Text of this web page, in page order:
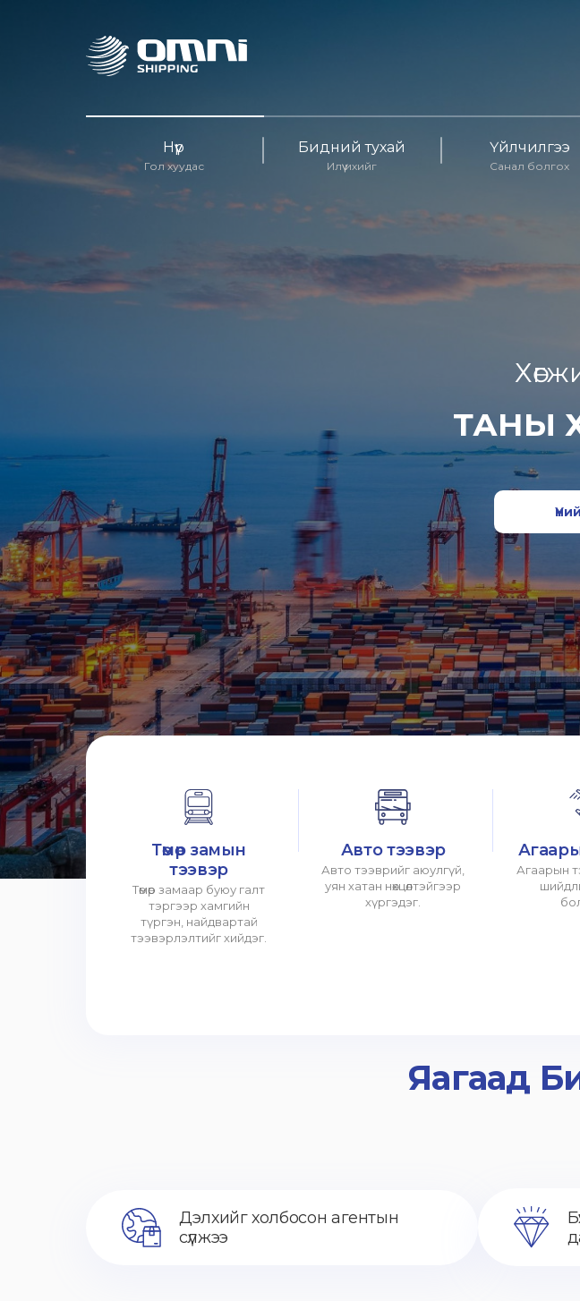
Нүүр
Гол хуудас
Бидний тухай
Илүү ихийг
Үйлчилгээ
Санал болгох
ТАНЫ
Төмөр замын
тээвэр
Төмөр замаар буюу галт
тэргээр хамгийн
түргэн, найдвартай
тээвэрлэлтийг хийдэг.
Авто тээвэр
Авто тээврийг аюулгүй,
уян хатан нөхцөлтэйгээр
хүргэдэг.
Агаарын
Яагаад
Дэлхийг холбосон агентын
сүлжээ